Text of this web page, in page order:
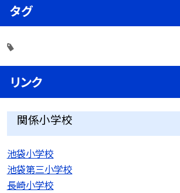
タグ
リンク
関係小学校
池袋小学校
池袋第三小学校
長崎小学校